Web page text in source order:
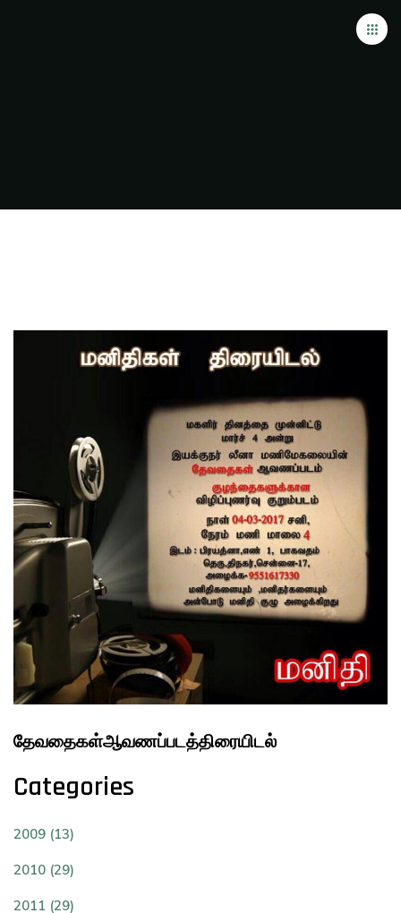
DEMAND
தேவதைகள்ஆவணப்படத்திரையிடல்
Categories
2009 (13)
2010 (29)
2011 (29)